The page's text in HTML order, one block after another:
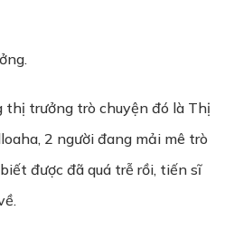
thị trưởng trò chuyện đó là Thị
2 người đang mải mê trò
được đã quá trễ rồi, tiến sĩ